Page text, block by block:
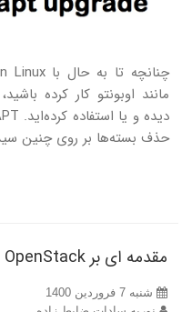
حذف بسته‌ها بر روی چنین
مقدمه ای بر OpenStack
شنبه 7 فروردین 1400